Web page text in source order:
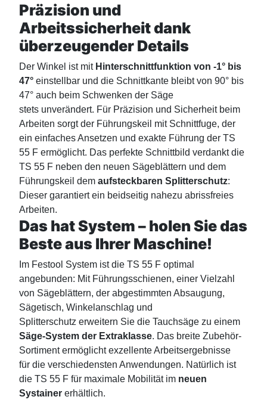
Präzision und
Arbeitssicherheit dank
überzeugender Details
Der Winkel ist mit Hinterschnittfunktion von -1° bis
47° einstellbar und die Schnittkante bleibt von 90° bis
47° auch beim Schwenken der Säge
stets unverändert. Für Präzision und Sicherheit beim
Arbeiten sorgt der Führungskeil mit Schnittfuge, der
ein einfaches Ansetzen und exakte Führung der TS
55 F ermöglicht. Das perfekte Schnittbild verdankt die
TS 55 F neben den neuen Sägeblättern und dem
Führungskeil dem aufsteckbaren Splitterschutz:
Dieser garantiert ein beidseitig nahezu abrissfreies
Arbeiten.
Das hat System – holen Sie das
Beste aus Ihrer Maschine!
Im Festool System ist die TS 55 F optimal
angebunden: Mit Führungsschienen, einer Vielzahl
von Sägeblättern, der abgestimmten Absaugung,
Sägetisch, Winkelanschlag und
Splitterschutz erweitern Sie die Tauchsäge zu einem
Säge-System der Extraklasse. Das breite Zubehör-
Sortiment ermöglicht exzellente Arbeitsergebnisse
für die verschiedensten Anwendungen. Natürlich ist
die TS 55 F für maximale Mobilität im neuen
Systainer erhältlich.